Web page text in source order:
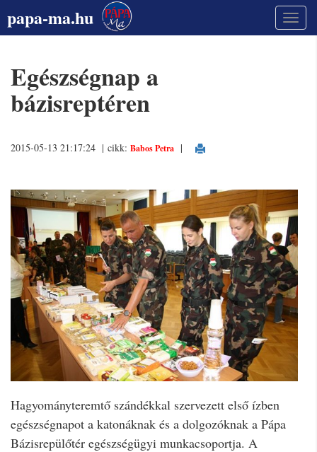
papa-ma.hu
Egészségnap a
bázisreptéren
2015-05-13 21:17:24 | cikk: Babos Petra |
Hagyományteremtő szándékkal szervezett első ízben
egészségnapot a katonáknak és a dolgozóknak a Pápa
Bázisrepülőtér egészségügyi munkacsoportja. A